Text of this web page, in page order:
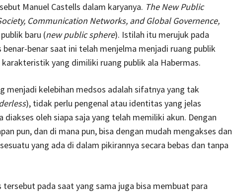
Manuel Castells dalam karyanya. The New Public
Communication Networks, and Global Governence,
baru (new public sphere). Istilah itu merujuk pada
benar-benar saat ini telah menjelma menjadi ruang publik
yang dimiliki ruang publik ala Habermas.
menjadi kelebihan medsos adalah sifatnya yang tak
), tidak perlu pengenal atau identitas yang jelas
diakses oleh siapa saja yang telah memiliki akun. Dengan
pun, dan di mana pun, bisa dengan mudah mengakses dan
yang ada di dalam pikirannya secara bebas dan tanpa
pada saat yang sama juga bisa membuat para